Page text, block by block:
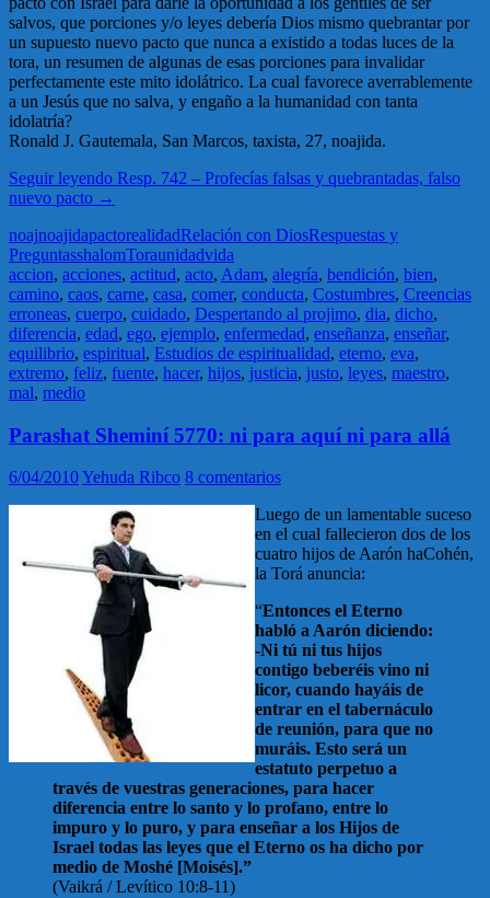
salvos, que porciones y/o leyes debería Dios mismo quebrantar por
un supuesto nuevo pacto que nunca a existido a todas luces de la
tora, un resumen de algunas de esas porciones para invalidar
perfectamente este mito idolátrico. La cual favorece averrablemente
a un Jesús que no salva, y engaño a la humanidad con tanta
idolatría?
Ronald J. Gautemala, San Marcos, taxista, 27, noajida.
Seguir leyendo Resp. 742 – Profecías falsas y quebrantadas, falso
nuevo pacto →
noajnoajidapactorealidadRelación con DiosRespuestas y
PreguntasshalomToraunidadvida
accion, acciones, actitud, acto, Adam, alegría, bendición, bien,
camino, caos, carne, casa, comer, conducta, Costumbres, Creencias
erroneas, cuerpo, cuidado, Despertando al projimo, dia, dicho,
diferencia, edad, ego, ejemplo, enfermedad, enseñanza, enseñar,
equilibrio, espiritual, Estudios de espiritualidad, eterno, eva,
extremo, feliz, fuente, hacer, hijos, justicia, justo, leyes, maestro,
mal, medio
Parashat Sheminí 5770: ni para aquí ni para allá
6/04/2010Yehuda Ribco 8 comentarios
Luego de un lamentable suceso
en el cual fallecieron dos de los
cuatro hijos de Aarón haCohén,
la Torá anuncia:
“Entonces el Eterno
habló a Aarón diciendo:
-Ni tú ni tus hijos
contigo beberéis vino ni
licor, cuando hayáis de
entrar en el tabernáculo
de reunión, para que no
muráis. Esto será un
estatuto perpetuo a
través de vuestras generaciones, para hacer
diferencia entre lo santo y lo profano, entre lo
impuro y lo puro, y para enseñar a los Hijos de
Israel todas las leyes que el Eterno os ha dicho por
medio de Moshé [Moisés].”
(Vaikrá / Levítico 10:8-11)